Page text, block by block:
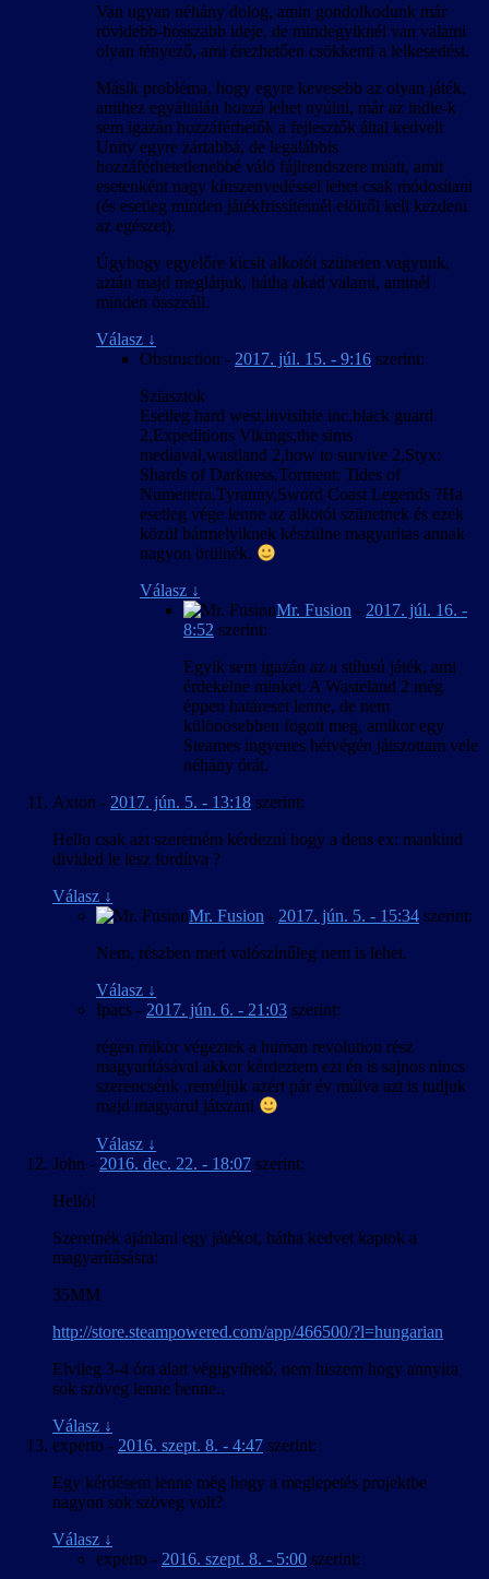
Van ugyan néhány dolog, amin gondolkodunk már
rövidebb-hosszabb ideje, de mindegyiknél van valami
olyan tényező, ami érezhetően csökkenti a lelkesedést.
Másik probléma, hogy egyre kevesebb az olyan játék,
amihez egyáltalán hozzá lehet nyúlni, már az indie-k
sem igazán hozzáférhetők a fejlesztők által kedvelt
Unity egyre zártabbá, de legalábbis
hozzáférhetetlenebbé váló fájlrendszere miatt, amit
esetenként nagy kínszenvedéssel lehet csak módosítani
(és esetleg minden játékfrissítésnél elölről kell kezdeni
az egészet).
Úgyhogy egyelőre kicsit alkotói szüneten vagyunk,
aztán majd meglátjuk, hátha akad valami, aminél
minden összeáll.
Válasz ↓
Obstruction - 2017. júl. 15. - 9:16 szerint:
Sziasztok
Esetleg hard west,invisible inc,black guard
2,Expeditions Vikings,the sims
mediaval,wastland 2,how to survive 2,Styx:
Shards of Darkness,Torment: Tides of
Numenera,Tyranny,Sword Coast Legends ?Ha
esetleg vége lenne az alkotói szünetnek és ezek
közül bármelyiknek készülne magyaritas annak
nagyon örülnék.
Válasz ↓
Mr. Fusion - 2017. júl. 16. -
8:52 szerint:
Egyik sem igazán az a stílusú játék, ami
érdekelne minket. A Wasteland 2 még
éppen határeset lenne, de nem
különösebben fogott meg, amikor egy
Steames ingyenes hétvégén játszottam vele
néhány órát.
Axton - 2017. jún. 5. - 13:18 szerint:
Hello csak azt szeretném kérdezni hogy a deus ex: mankind
divided le lesz fordítva ?
Válasz ↓
Mr. Fusion - 2017. jún. 5. - 15:34 szerint:
Nem, részben mert valószínűleg nem is lehet.
Válasz ↓
Ipacs - 2017. jún. 6. - 21:03 szerint:
régen mikor végeztek a human revolution rész
magyarításával akkor kérdeztem ezt én is sajnos nincs
szerencsénk ,reméljük azért pár év múlva azt is tudjuk
majd magyarul játszani
Válasz ↓
John - 2016. dec. 22. - 18:07 szerint:
Helló!
Szeretnék ajánlani egy játékot, hátha kedvet kaptok a
magyarításásra:
35MM
http://store.steampowered.com/app/466500/?l=hungarian
Elvileg 3-4 óra alatt végigvihető, nem hiszem hogy annyira
sok szöveg lenne benne..
Válasz ↓
experto - 2016. szept. 8. - 4:47 szerint:
Egy kérdésem lenne még hogy a meglepetés projektbe
nagyon sok szöveg volt?
Válasz ↓
experto - 2016. szept. 8. - 5:00 szerint: